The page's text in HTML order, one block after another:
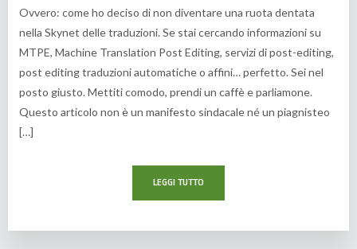
Ovvero: come ho deciso di non diventare una ruota dentata
nella Skynet delle traduzioni. Se stai cercando informazioni su
MTPE, Machine Translation Post Editing, servizi di post-editing,
post editing traduzioni automatiche o affini… perfetto. Sei nel
posto giusto. Mettiti comodo, prendi un caffè e parliamone.
Questo articolo non è un manifesto sindacale né un piagnisteo
[…]
LEGGI TUTTO